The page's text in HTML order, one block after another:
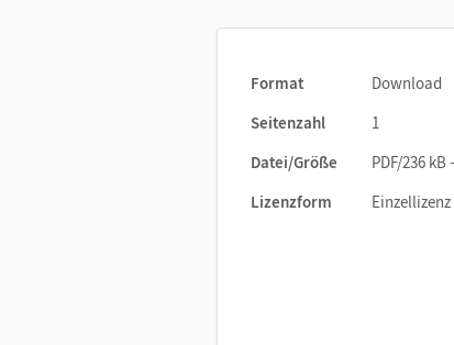
Format
Download
Seitenzahl
1
Datei/Größe
PDF/236 kB
Lizenzform
Einzellizenz